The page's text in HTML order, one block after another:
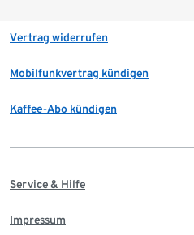
Vertrag widerrufen
Mobilfunkvertrag kündigen
Kaffee-Abo kündigen
Service & Hilfe
Impressum